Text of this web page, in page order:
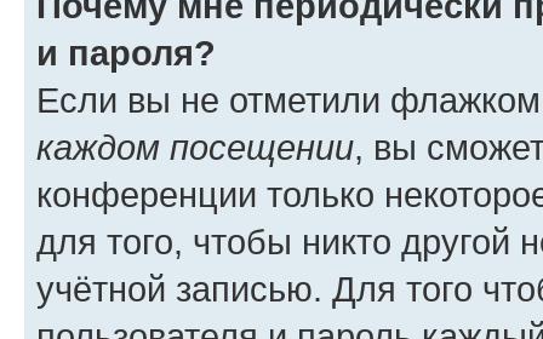
и пароля?
Если вы не отметили
каждом посещении, вы
конференции только
для того, чтобы никто другой
учётной записью. Для того